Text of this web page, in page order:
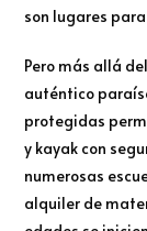
son lugares
Pero más allá
auténtico
protegidas
y kayak con
numerosas
alquiler de